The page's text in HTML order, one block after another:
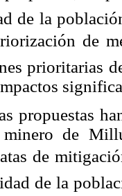
de la
de
prioritarias
propuestas
de
de
de la